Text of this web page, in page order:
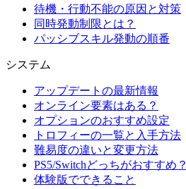
待機・行動不能の原因と対策
同時発動制限とは？
パッシブスキル発動の順番
システム
アップデートの最新情報
オンライン要素はある？
オプションのおすすめ設定
トロフィーの一覧と入手方法
難易度の違いと変更方法
PS5/Switchどっちがおすすめ？
体験版でできること